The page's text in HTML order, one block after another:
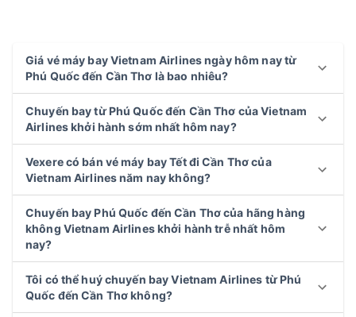
Giá vé máy bay Vietnam Airlines ngày hôm nay từ
Phú Quốc đến Cần Thơ là bao nhiêu?
Chuyến bay từ Phú Quốc đến Cần Thơ của Vietnam
Airlines khởi hành sớm nhất hôm nay?
Vexere có bán vé máy bay Tết đi Cần Thơ của
Vietnam Airlines năm nay không?
Chuyến bay Phú Quốc đến Cần Thơ của hãng hàng
không Vietnam Airlines khởi hành trễ nhất hôm
nay?
Tôi có thể huý chuyến bay Vietnam Airlines từ Phú
Quốc đến Cần Thơ không?